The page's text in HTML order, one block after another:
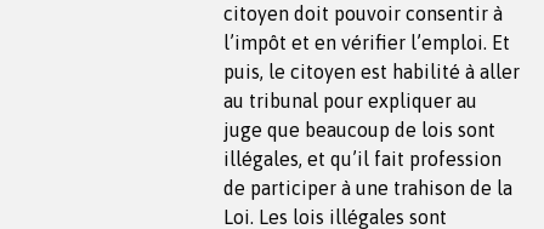
citoyen doit pouvoir consentir à
l’impôt et en vérifier l’emploi. Et
puis, le citoyen est habilité à aller
au tribunal pour expliquer au
juge que beaucoup de lois sont
illégales, et qu’il fait profession
de participer à une trahison de la
Loi. Les lois illégales sont